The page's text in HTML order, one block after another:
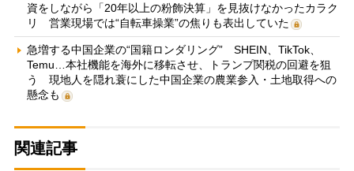
資をしながら「20年以上の粉飾決算」を見抜けなかったカラク
リ 営業現場では“自転車操業”の焦りも表出していた
急増する中国企業の“国籍ロンダリング” SHEIN、TikTok、
Temu…本社機能を海外に移転させ、トランプ関税の回避を狙
う 現地人を隠れ蓑にした中国企業の農業参入・土地取得への
懸念も
関連記事